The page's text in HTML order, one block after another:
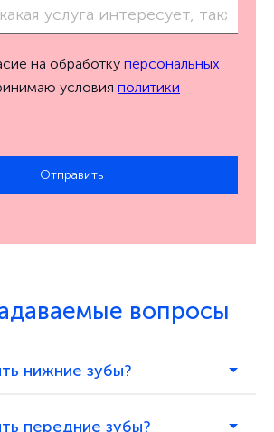
на обработку персональных
условия политики
Отправить
вопросы
нижние зубы?
передние зубы?